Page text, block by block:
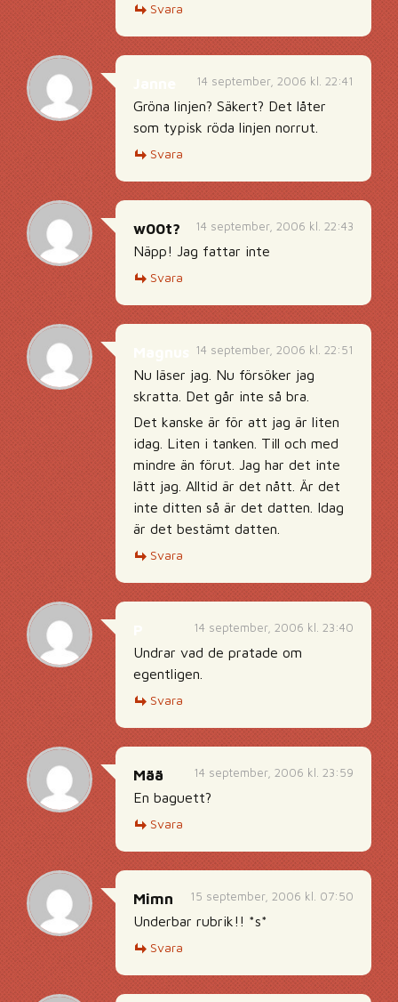
Svara
14 september, 2006 kl. 22:41
Gröna linjen? Säkert? Det låter
som typisk röda linjen norrut.
Svara
14 september, 2006 kl. 22:43
w00t?
Näpp! Jag fattar inte
Svara
14 september, 2006 kl. 22:51
Nu läser jag. Nu försöker jag
skratta. Det går inte så bra.
Det kanske är för att jag är liten
idag. Liten i tanken. Till och med
mindre än förut. Jag har det inte
lätt jag. Alltid är det nått. Är det
inte ditten så är det datten. Idag
är det bestämt datten.
Svara
14 september, 2006 kl. 23:40
Undrar vad de pratade om
egentligen.
Svara
14 september, 2006 kl. 23:59
Mää
En baguett?
Svara
15 september, 2006 kl. 07:50
Mimn
Underbar rubrik!! *s*
Svara